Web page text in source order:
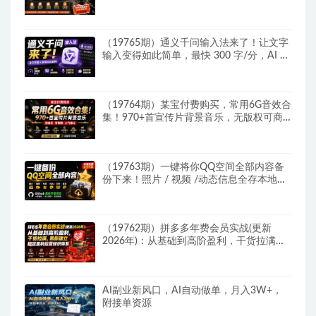
（19765期）通义千问输入法来了！让文字
输入变得如此简单，最快 300 字/分，AI 自
（19764期）某宝付费购买，常用6G音效合
集！970+首宣传片背景音乐，无版权可商
（19763期）一键将你QQ空间全部内容备
份下来！照片 / 视频 /动态信息全存本地，
（19762期）拼多多年费会员实战(更新
2026年)：从基础到高阶盈利，干货拉满，
AI副业新风口，AI自动做单，月入3W+，
附接单资源